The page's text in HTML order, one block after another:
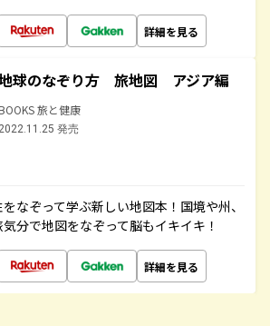
詳細を見る
球のなぞり方 旅地図 アジア編
旅と健康
2022.11.25 発売
なぞって学ぶ新しい地図本！国境や州、
分で地図をなぞって脳もイキイキ！
詳細を見る